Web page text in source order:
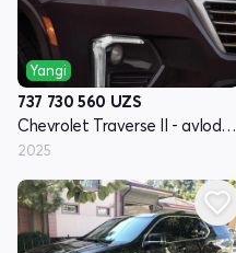
Yangi
737 730 560 UZS
Chevrolet Traverse II - avlod restyling
2025